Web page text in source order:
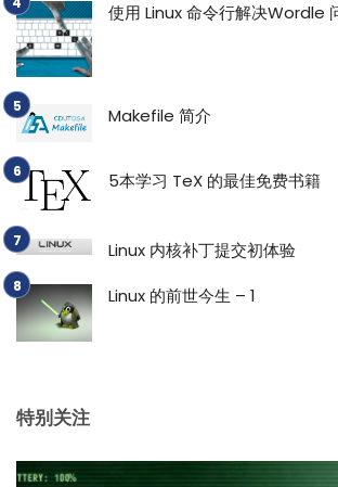
使用 Linux 命令行解决Wordle
Makefile 简介
5本学习 TeX 的最佳免费书籍
Linux 内核补丁提交初体验
Linux 的前世今生 – 1
特别关注